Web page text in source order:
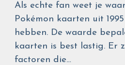
Als echte fan weet je
Pokémon kaarten uit
hebben. De waarde
kaarten is best lastig. Er
factoren die…